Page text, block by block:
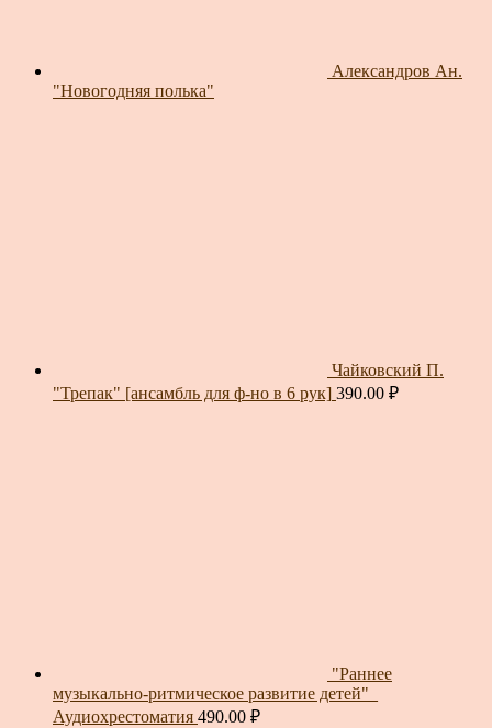
Александров Ан.
"Новогодняя полька"
Чайковский П.
"Трепак" [ансамбль для ф-но в 6 рук] 390.00 ₽
"Раннее
музыкально-ритмическое развитие детей"_
Аудиохрестоматия 490.00 ₽